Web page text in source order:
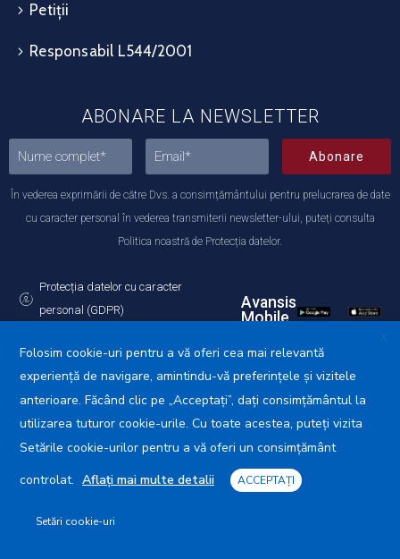
Petiții
Responsabil L544/2001
ABONARE LA NEWSLETTER
Abonare
În vederea exprimării de către Dvs. a consimțământului pentru prelucrarea de date
cu caracter personal în vederea transmiterii newsletter-ului, puteți consulta
Politica noastră de Protecția datelor.
Protecția datelor cu caracter
personal (GDPR)
Avansis
Mobile
Primăria Municipiului Călărași © 2025. Toate drepturile
X
Folosim cookie-uri pentru a vă oferi cea mai relevantă
experiență de navigare, amintindu-vă preferințele și vizitele
anterioare. Făcând clic pe „Acceptați”, dați consimțământul la
utilizarea tuturor cookie-urile. Cu toate acestea, puteți vizita
Setările cookie-urilor pentru a vă oferi un consimțământ
controlat. Aflați mai multe detalii ACCEPTAȚI
Setări cookie-uri